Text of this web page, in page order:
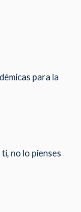
para la
no lo pienses